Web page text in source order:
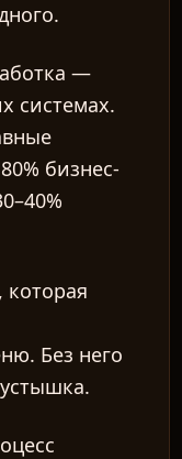
—
системах.
бизнес-
которая
Без него